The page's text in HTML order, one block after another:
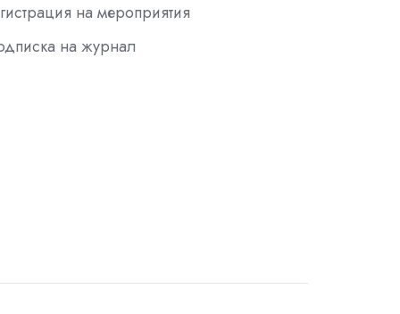
на мероприятия
на журнал